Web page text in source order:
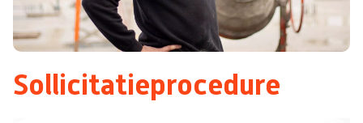
Sollicitatieprocedure